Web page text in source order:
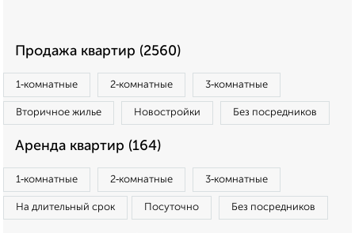
Продажа квартир (2560)
1‑комнатные 2‑комнатные 3‑комнатные
Вторичное жилье Новостройки Без посредников
Аренда квартир (164)
1‑комнатные 2‑комнатные 3‑комнатные
На длительный срок Посуточно Без посредников